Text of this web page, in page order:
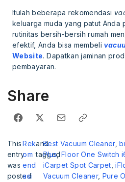
Itulah beberapa rekomendasi
keluarga muda yang patut Anda
rutinitas bersih-bersih rumah
efektif, Anda bisa membeli
Website. Dapatkan jaminan
pembayaran.
Share
This
entry
was
posted
Rek
om
end
asi
and
tagged
Best Vacuum Cleaner,
Plus,Floor One Switch
iCarpet Spot Carpet,
Vacuum Cleaner, Pure